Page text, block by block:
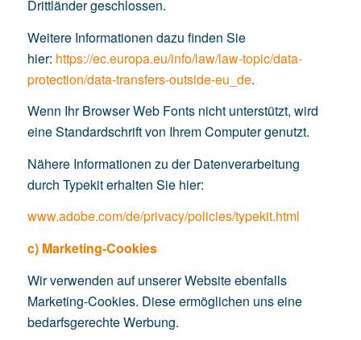
Drittländer geschlossen.
Weitere Informationen dazu finden Sie
hier: https://ec.europa.eu/info/law/law-topic/data-
protection/data-transfers-outside-eu_de.
Wenn Ihr Browser Web Fonts nicht unterstützt, wird
eine Standardschrift von Ihrem Computer genutzt.
Nähere Informationen zu der Datenverarbeitung
durch Typekit erhalten Sie hier:
www.adobe.com/de/privacy/policies/typekit.html
c) Marketing-Cookies
Wir verwenden auf unserer Website ebenfalls
Marketing-Cookies. Diese ermöglichen uns eine
bedarfsgerechte Werbung.